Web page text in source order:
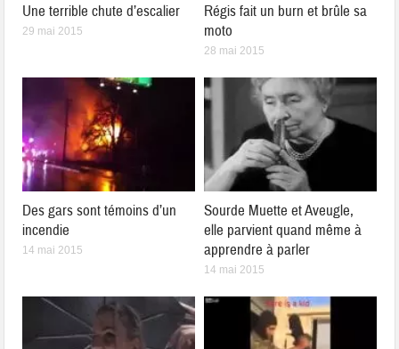
Une terrible chute d’escalier
29 mai 2015
Régis fait un burn et brûle sa
moto
28 mai 2015
Des gars sont témoins d’un
incendie
14 mai 2015
Sourde Muette et Aveugle,
elle parvient quand même à
apprendre à parler
14 mai 2015